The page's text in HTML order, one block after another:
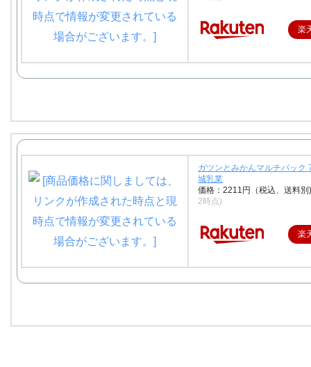
楽
ガツンとみかんマルチパック
城乳業
価格：2211円（税込、送料
2時点)
楽